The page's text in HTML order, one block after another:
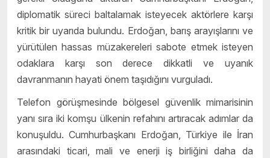
diplomatik süreci baltalamak isteyecek aktörlere karşı
kritik bir uyarıda bulundu. Erdoğan, barış arayışlarını ve
yürütülen hassas müzakereleri sabote etmek isteyen
odaklara karşı son derece dikkatli ve uyanık
davranmanın hayati önem taşıdığını vurguladı.
Telefon görüşmesinde bölgesel güvenlik mimarisinin
yanı sıra iki komşu ülkenin refahını artıracak adımlar da
konuşuldu. Cumhurbaşkanı Erdoğan, Türkiye ile İran
arasındaki ticari, mali ve enerji iş birliğini daha da